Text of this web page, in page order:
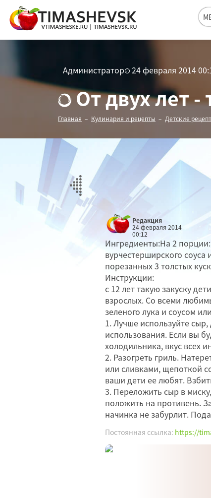
Администратор 24 февраля 2014
От двух лет -
Главная Кулинария и рецепты Детские
Редакция
24 февраля 2014
00:12
Ингредиенты:На 2 порции:
вурчестерширского
порезанных 3 толстых
Инструкции:
с 12 лет такую закуску
взрослых. Со всеми
зеленого лука и соусом
1. Лучше используйте
использования. Если вы
холодильника, вкус всех
2. Разогреть гриль.
или сливками, щепоткой
ваши дети ее любят.
3. Переложить сыр в
положить на противень.
начинка не забурлит.
Постоянная ссылка: https://